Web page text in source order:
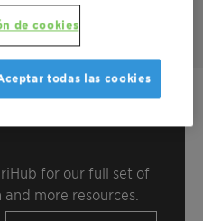
for our full set of
more resources.
de cookies
todas las cookies